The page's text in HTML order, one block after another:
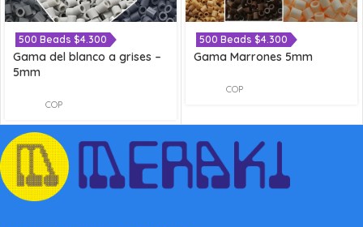
500 Beads $4.300
Gama del blanco a grises –
5mm
COP
500 Beads $4.300
Gama Marrones 5mm
COP